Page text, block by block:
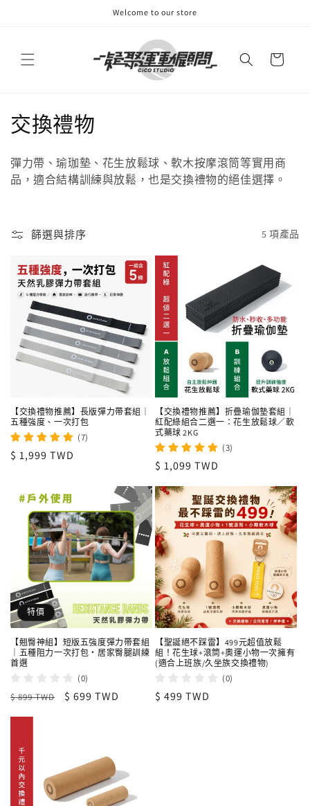
Welcome to our store
物
商
品
系
:
交換禮物
彈力帶、瑜珈墊、花生放鬆球、軟木按摩滾筒等實用商
品，適合結構訓練與放鬆，也是交換禮物的絕佳選擇。
篩選與排序 5 項產品
【交換禮物推薦】長版彈力帶套組｜
五種強度、一次打包
(7)
定
$ 1,999 TWD
【交換禮物推薦】折疊瑜伽墊套組｜
紅配綠組合二選一：花生放鬆球／軟
式藥球 2KG
(3)
定
$ 1,099 TWD
特價
【翹臀神組】短版五強度彈力帶套組
｜五種阻力一次打包・居家臀腿訓練
首選
(0)
定
$ 899 TWD
售
$ 699 TWD
【聖誕絕不踩雷】499元超值放鬆
組！花生球+滾筒+奧運小物一次擁有
(適合上班族/久坐族交換禮物)
(0)
定
$ 499 TWD